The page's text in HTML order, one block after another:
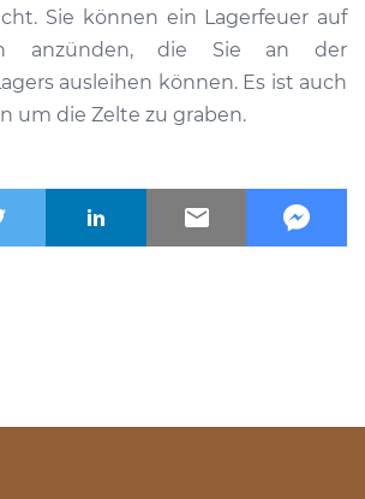
Sie können ein Lagerfeuer auf
anzünden, die Sie an der
ausleihen können. Es ist auch
um die Zelte zu graben.